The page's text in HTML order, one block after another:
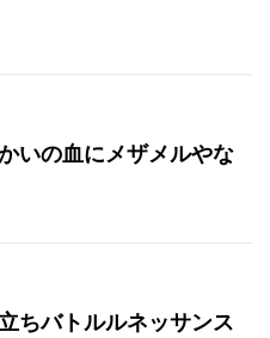
いの血にメザメルやな
ちバトルルネッサンス